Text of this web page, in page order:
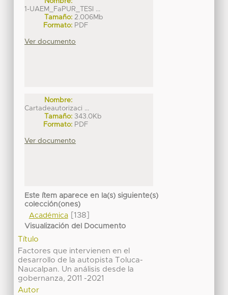
1-UAEM_FaPUR_TESI ...
Tamaño: 2.006Mb
Formato: PDF
Ver documento
Nombre:
Cartadeautorizaci ...
Tamaño: 343.0Kb
Formato: PDF
Ver documento
Este ítem aparece en la(s) siguiente(s)
colección(ones)
Académica[138]
Visualización del Documento
Título
Factores que intervienen en el
desarrollo de la autopista Toluca-
Naucalpan. Un análisis desde la
gobernanza, 2011 -2021
Autor